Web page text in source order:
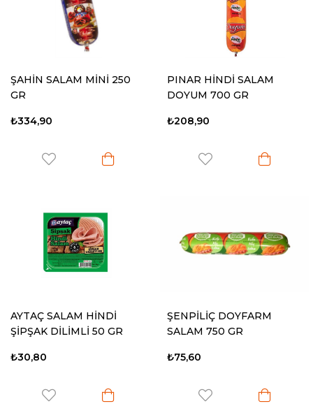
ŞAHİN SALAM MİNİ 250
GR
₺334,90
PINAR HİNDİ SALAM
DOYUM 700 GR
₺208,90
AYTAÇ SALAM HİNDİ
ŞİPŞAK DİLİMLİ 50 GR
₺30,80
ŞENPİLİÇ DOYFARM
SALAM 750 GR
₺75,60